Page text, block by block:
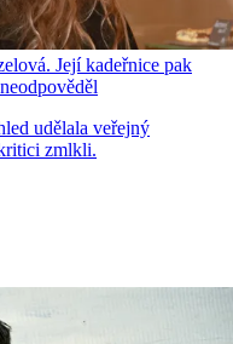
Její kadeřnice pak
udělala veřejný
zmlkli.